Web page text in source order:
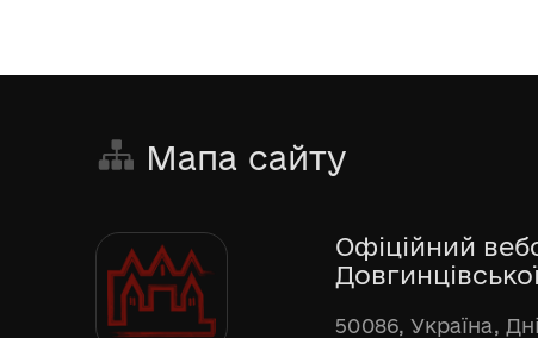
Мапа сайту
Офіційний
50086, Україна,